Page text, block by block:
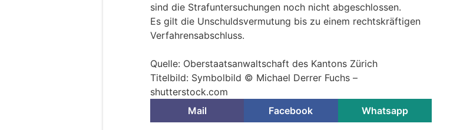
sind die Strafuntersuchungen noch nicht abgeschlossen.
Es gilt die Unschuldsvermutung bis zu einem rechtskräftigen
Verfahrensabschluss.
Quelle: Oberstaatsanwaltschaft des Kantons Zürich
Titelbild: Symbolbild © Michael Derrer Fuchs –
shutterstock.com
Mail
Facebook Whatsapp